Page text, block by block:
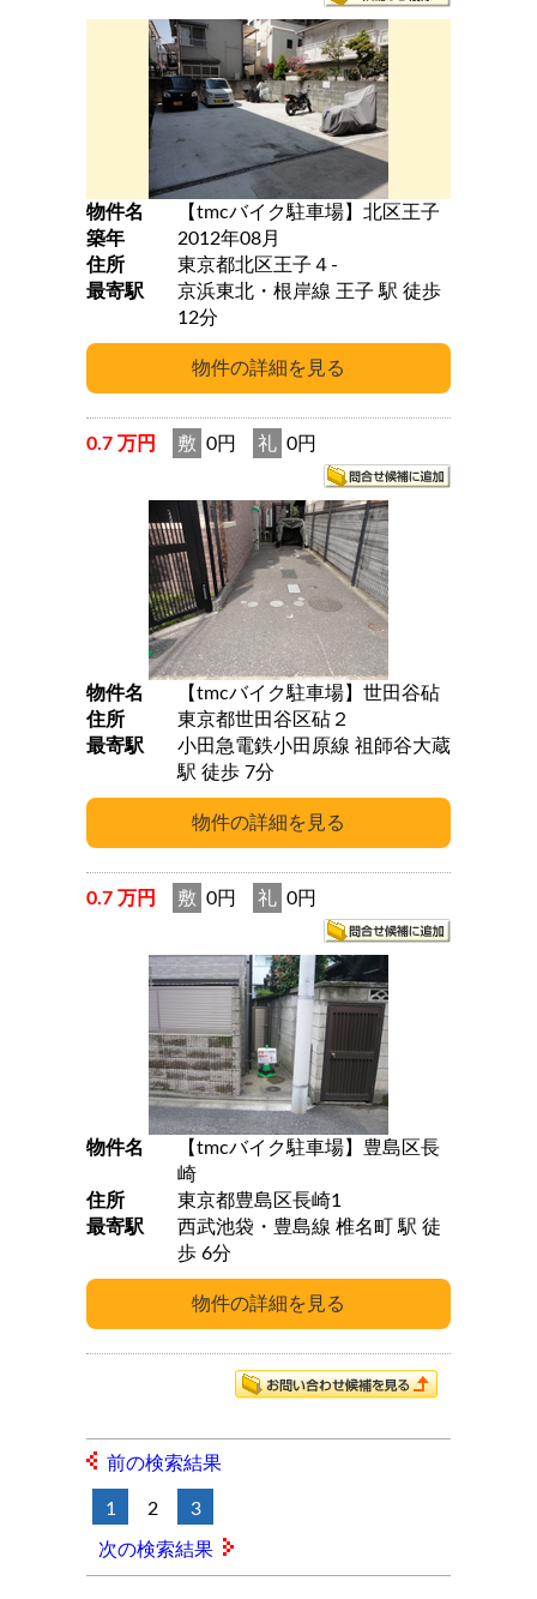
物件名
【tmcバイク駐車場】北区王子
築年
2012年08月
住所
東京都北区王子４-
最寄駅
京浜東北・根岸線 王子 駅 徒歩
12分
0.7 万円 敷 0円 礼 0円
物件名
【tmcバイク駐車場】世田谷砧
住所
東京都世田谷区砧２
最寄駅
小田急電鉄小田原線 祖師谷大蔵
駅 徒歩 7分
0.7 万円 敷 0円 礼 0円
物件名
【tmcバイク駐車場】豊島区長
崎
住所
東京都豊島区長崎1
最寄駅
西武池袋・豊島線 椎名町 駅 徒
歩 6分
前の検索結果
1 2 3
次の検索結果